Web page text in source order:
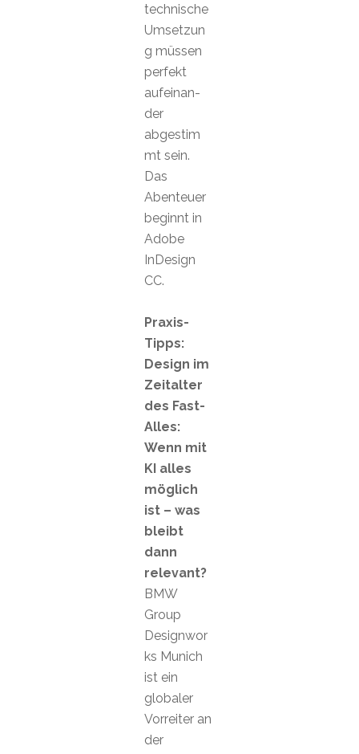
technische
Umsetzun
g müssen
perfekt
aufeinan-
der
abgestim
mt sein.
Das
Abenteuer
beginnt in
Adobe
InDesign
CC.
Praxis-
Tipps:
Design im
Zeitalter
des Fast-
Alles:
Wenn mit
KI alles
möglich
ist – was
bleibt
dann
relevant?
BMW
Group
Designwor
ks Munich
ist ein
globaler
Vorreiter an
der